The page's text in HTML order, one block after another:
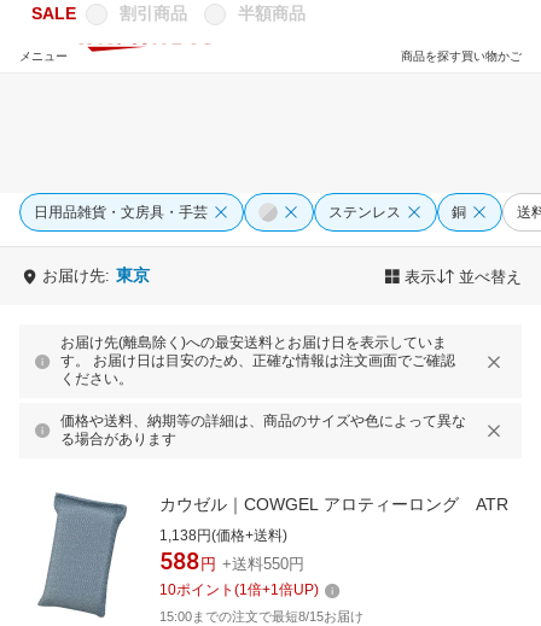
買い物かご
商品を探す
メニュー
SALE 割引商品 半額商品
日用品雑貨・文房具・手芸 ステンレス 銅 送
お届け先: 東京 表示 並べ替え
お届け先(離島除く)への最安送料とお届け日を表示していま
す。 お届け日は目安のため、正確な情報は注文画面でご確認
ください。
価格や送料、納期等の詳細は、商品のサイズや色によって異な
る場合があります
カウゼル｜COWGEL アロティーロング ATR
1,138円(価格+送料)
588 円 +送料550円
10ポイント (1倍+1倍UP)
15:00までの注文で最短8/15お届け